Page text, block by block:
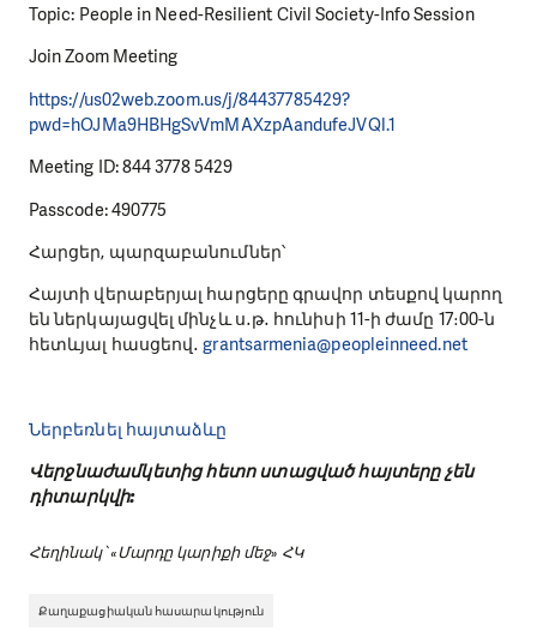
Topic: People in Need-Resilient Civil Society-Info Session
Join Zoom Meeting
https://us02web.zoom.us/j/84437785429?
pwd=hOJMa9HBHgSvVmMAXzpAandufeJVQl.1
Meeting ID: 844 3778 5429
Passcode: 490775
Հարցեր, պարզաբանումներ՝
Հայտի վերաբերյալ հարցերը գրավոր տեսքով կարող
են ներկայացվել մինչև ս․թ․ հունիսի 11-ի ժամը 17։00-ն
հետևյալ հասցեով․grantsarmenia@peopleinneed.net
Ներբեռնել հայտաձևը
Վերջնաժամկետից հետո ստացված հայտերը չեն
դիտարկվի:
Հեղինակ՝ «Մարդը կարիքի մեջ» ՀԿ
Քաղաքացիական հասարակություն